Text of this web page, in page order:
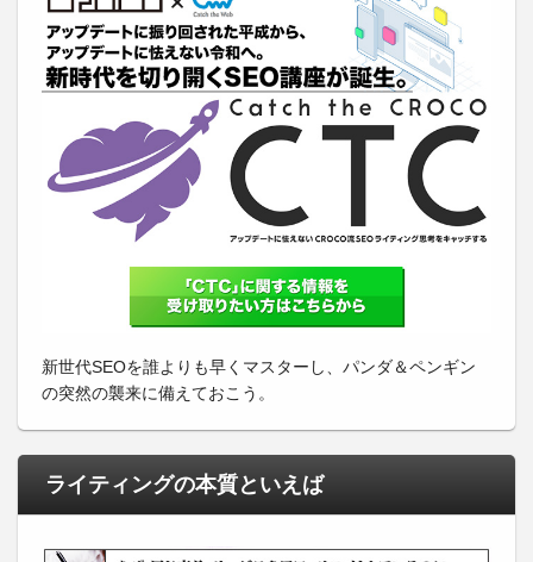
新世代SEOを誰よりも早くマスターし、パンダ＆ペンギン
の突然の襲来に備えておこう。
ライティングの本質といえば